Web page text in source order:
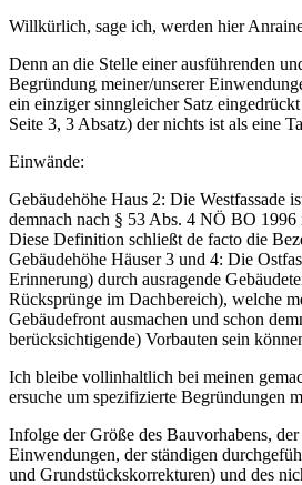
Willkürlich, sage ich, werden hier
Denn an die Stelle einer ausführenden
Begründung meiner/unserer
ein einziger sinngleicher Satz
Seite 3, 3 Absatz) der nichts ist als eine
Einwände:
Gebäudehöhe Haus 2: Die Westfassade
demnach nach § 53 Abs. 4 NÖ BO
Diese Definition schließt de facto die
Gebäudehöhe Häuser 3 und 4: Die
Erinnerung) durch ausragende
Rücksprünge im Dachbereich), welche
Gebäudefront ausmachen und schon
berücksichtigende) Vorbauten sein
Ich bleibe vollinhaltlich bei meinen
ersuche um spezifizierte Begründungen
Infolge der Größe des Bauvorhabens,
Einwendungen, der ständigen
und Grundstückskorrekturen) und des